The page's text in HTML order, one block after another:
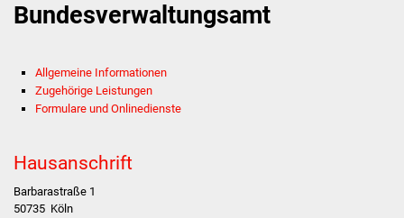
Ratsinformationssystem
Bundesverwaltungsamt
Allgemeine Informationen
Zugehörige Leistungen
Formulare und Onlinedienste
Hausanschrift
Barbarastraße 1
50735 Köln